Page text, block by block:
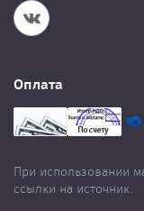
Оплата
При использовании
ссылки на источник.